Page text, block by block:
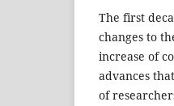
The first
changes to
increase of
advances
of